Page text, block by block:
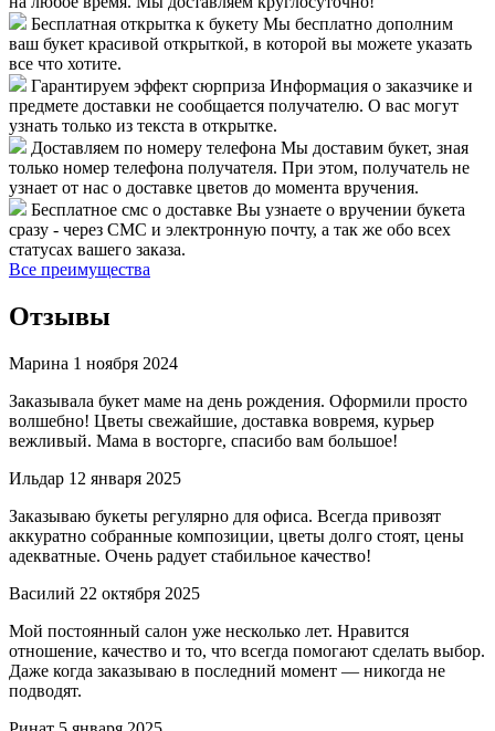
Бесплатная открытка к букету Мы бесплатно дополним
ваш букет красивой открыткой, в которой вы можете указать
все что хотите.
Гарантируем эффект сюрприза Информация о заказчике и
предмете доставки не сообщается получателю. О вас могут
узнать только из текста в открытке.
Доставляем по номеру телефона Мы доставим букет, зная
только номер телефона получателя. При этом, получатель не
узнает от нас о доставке цветов до момента вручения.
Бесплатное смс о доставке Вы узнаете о вручении букета
сразу - через СМС и электронную почту, а так же обо всех
статусах вашего заказа.
Все преимущества
Отзывы
Марина 1 ноября 2024
Заказывала букет маме на день рождения. Оформили просто
волшебно! Цветы свежайшие, доставка вовремя, курьер
вежливый. Мама в восторге, спасибо вам большое!
Ильдар 12 января 2025
Заказываю букеты регулярно для офиса. Всегда привозят
аккуратно собранные композиции, цветы долго стоят, цены
адекватные. Очень радует стабильное качество!
Василий 22 октября 2025
Мой постоянный салон уже несколько лет. Нравится
отношение, качество и то, что всегда помогают сделать выбор.
Даже когда заказываю в последний момент — никогда не
подводят.